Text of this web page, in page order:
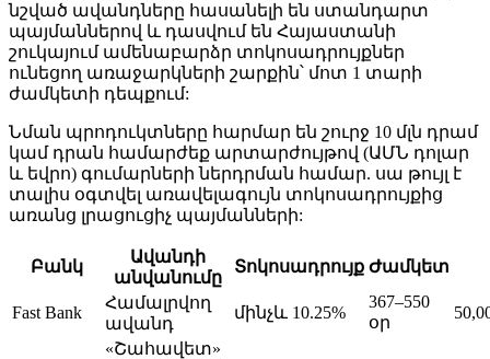
նշված ավանդները հասանելի են ստանդարտ
պայմաններով և դասվում են Հայաստանի
շուկայում ամենաբարձր տոկոսադրույքներ
ունեցող առաջարկների շարքին՝ մոտ 1 տարի
ժամկետի դեպքում:
Նման պրոդուկտները հարմար են շուրջ 10 մլն դրամ
կամ դրան համարժեք արտարժույթով (ԱՄՆ դոլար
և եվրո) գումարների ներդրման համար. սա թույլ է
տալիս օգտվել առավելագույն տոկոսադրույքից
առանց լրացուցիչ պայմանների:
Բանկ
Ավանդի
անվանումը
Տոկոսադրույք Ժամկետ
Fast Bank
Համալրվող
ավանդ
մինչև 10.25%
367–550
օր
«Շահավետ»